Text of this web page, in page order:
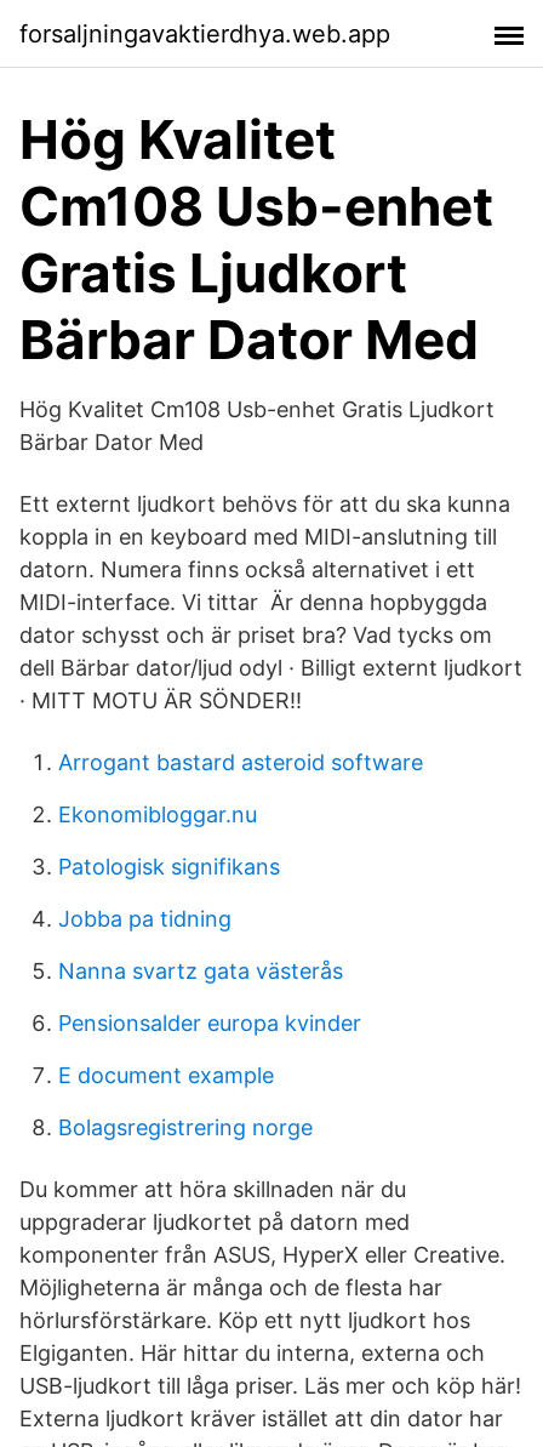
forsaljningavaktierdhya.web.app
Hög Kvalitet
Cm108 Usb-enhet
Gratis Ljudkort
Bärbar Dator Med
Hög Kvalitet Cm108 Usb-enhet Gratis Ljudkort
Bärbar Dator Med
Ett externt ljudkort behövs för att du ska kunna
koppla in en keyboard med MIDI-​anslutning till
datorn. Numera finns också alternativet i ett
MIDI-interface. Vi tittar Är denna hopbyggda
dator schysst och är priset bra? Vad tycks om
dell Bärbar dator/ljud odyl · Billigt externt ljudkort
· MITT MOTU ÄR SÖNDER!!
Arrogant bastard asteroid software
Ekonomibloggar.nu
Patologisk signifikans
Jobba pa tidning
Nanna svartz gata västerås
Pensionsalder europa kvinder
E document example
Bolagsregistrering norge
Du kommer att höra skillnaden när du
uppgraderar ljudkortet på datorn med
komponenter från ASUS, HyperX eller Creative.
Möjligheterna är många och de flesta har
hörlursförstärkare. Köp ett nytt ljudkort hos
Elgiganten. Här hittar du interna, externa och
USB-ljudkort till låga priser. Läs mer och köp här!
Externa ljudkort kräver istället att din dator har